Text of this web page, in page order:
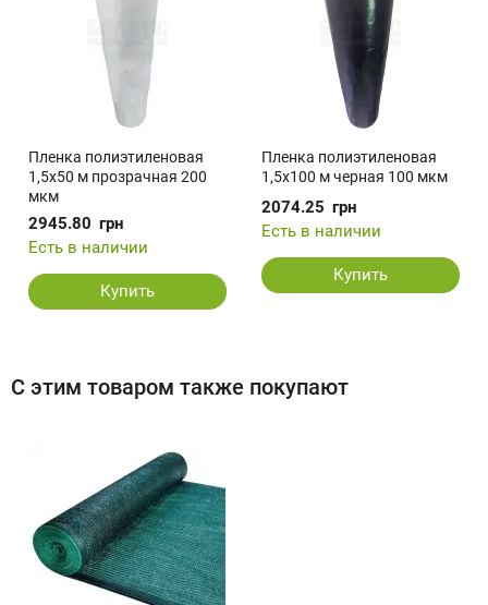
Пленка полиэтиленовая
1,5x50 м прозрачная 200
мкм
2945.80 грн
Есть в наличии
Купить
Пленка полиэтиленовая
1,5x100 м черная 100 мкм
2074.25 грн
Есть в наличии
Купить
С этим товаром также покупают